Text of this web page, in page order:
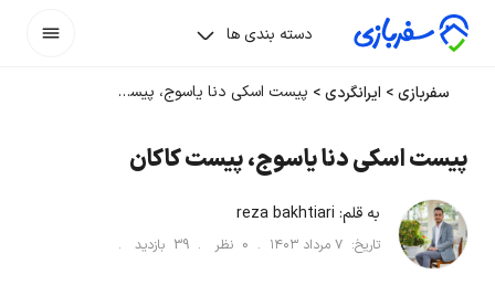
دسته بندی ها
سفربازی> ایرانگردی> پیست اسکی دنا یاسوج، پیست کاکان
پیست اسکی دنا یاسوج، پیست کاکان
به قلم: reza bakhtiari
تاریخ: ۷ مرداد ۱۴۰۳ .
0 نظر . 39 بازدید .